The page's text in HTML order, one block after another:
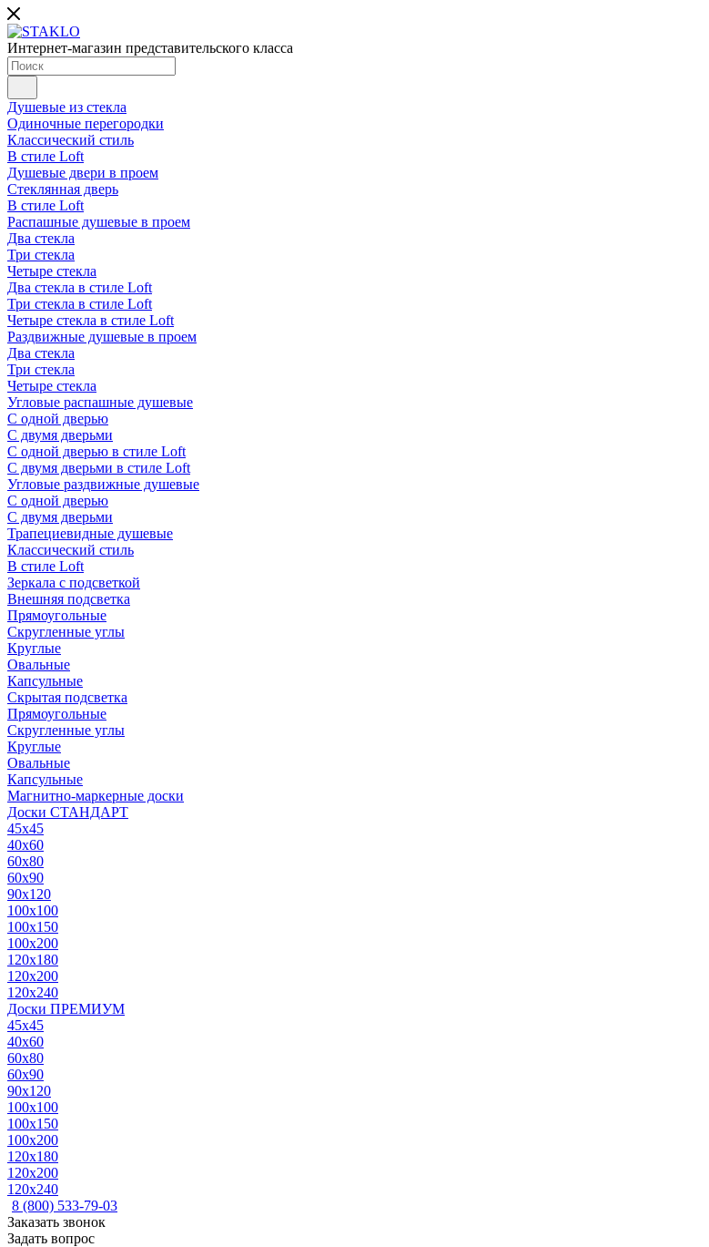
Интернет-магазин представительского класса
Душевые из стекла
Одиночные перегородки
Классический стиль
В стиле Loft
Душевые двери в проем
Стеклянная дверь
В стиле Loft
Распашные душевые в проем
Два стекла
Три стекла
Четыре стекла
Два стекла в стиле Loft
Три стекла в стиле Loft
Четыре стекла в стиле Loft
Раздвижные душевые в проем
Два стекла
Три стекла
Четыре стекла
Угловые распашные душевые
С одной дверью
С двумя дверьми
С одной дверью в стиле Loft
С двумя дверьми в стиле Loft
Угловые раздвижные душевые
С одной дверью
С двумя дверьми
Трапециевидные душевые
Классический стиль
В стиле Loft
Зеркала с подсветкой
Внешняя подсветка
Прямоугольные
Скругленные углы
Круглые
Овальные
Капсульные
Скрытая подсветка
Прямоугольные
Скругленные углы
Круглые
Овальные
Капсульные
Магнитно-маркерные доски
Доски СТАНДАРТ
45x45
40x60
60x80
60x90
90x120
100x100
100x150
100x200
120x180
120x200
120x240
Доски ПРЕМИУМ
45x45
40x60
60x80
60x90
90x120
100x100
100x150
100x200
120x180
120x200
120x240
8 (800) 533-79-03
Заказать звонок
Задать вопрос